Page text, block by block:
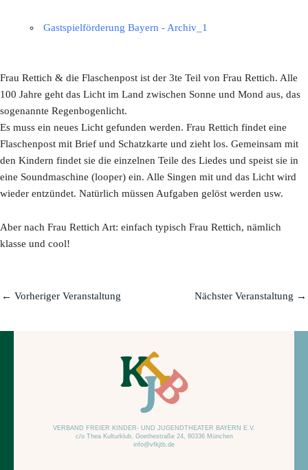
Gastspielförderung Bayern - Archiv_1
Frau Rettich & die Flaschenpost ist der 3te Teil von Frau Rettich. Alle
100 Jahre geht das Licht im Land zwischen Sonne und Mond aus, das
sogenannte Regenbogenlicht.
Es muss ein neues Licht gefunden werden. Frau Rettich findet eine
Flaschenpost mit Brief und Schatzkarte und zieht los. Gemeinsam mit
den Kindern findet sie die einzelnen Teile des Liedes und speist sie in
eine Soundmaschine (looper) ein. Alle Singen mit und das Licht wird
wieder entzündet. Natürlich müssen Aufgaben gelöst werden usw.
Aber nach Frau Rettich Art: einfach typisch Frau Rettich, nämlich
klasse und cool!
← Vorheriger Veranstaltung Nächster Veranstaltung →
VERBAND FREIER KINDER- UND JUGENDTHEATER BAYERN E.V.
c/o Thea Kulturklub, Goethestraße 24, 80336 München
info@vfkjtb.de